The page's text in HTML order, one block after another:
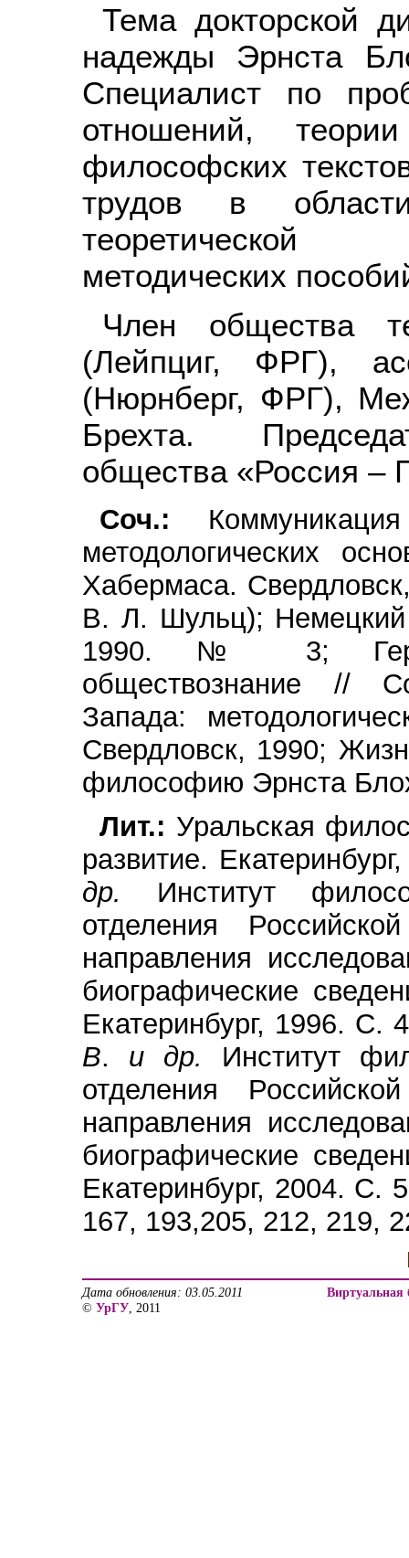
Тема докторской
надежды Эрнста
Специалист по
отношений,
философских
трудов в
теоретической
методических
Член общества
(Лейпциг, ФРГ),
(Нюрнберг, ФРГ),
Брехта.
общества «Россия –
Соч.:
методологических
Хабермаса.
В. Л. Шульц);
1990. № 3;
обществознание //
Запада:
Свердловск, 1990;
философию Эрнста
Лит.: Уральская
развитие.
др. Институт
отделения
направления
биографические
Екатеринбург, 1996.
В. и др. Институт
отделения
направления
биографические
Екатеринбург, 2004. С.
167, 193,205, 212, 219,
Дата обновления: 03.05.2011
© УрГУ , 2011
Виртуальная